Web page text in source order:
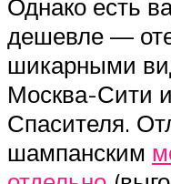
Однако есть
дешевле —
шикарными
Москва-Сити
Спасителя.
шампанским